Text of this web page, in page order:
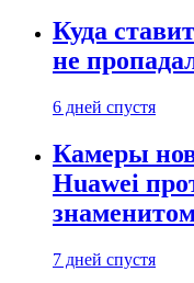
Куда
не
6 дней спустя
Камеры
Huawei
7 дней спустя